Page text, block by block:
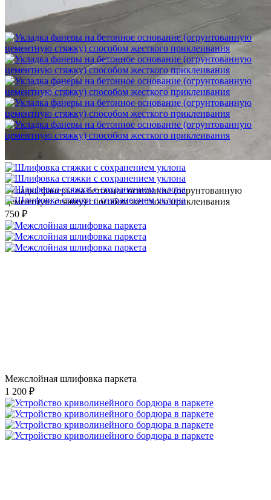
Шлифовка стяжки с сохранением уклона
1 500 ₽
Укладка фанеры на бетонное основание (огрунтованную
цементную стяжку) способом жесткого приклеивания
750 ₽
Межслойная шлифовка паркета
1 200 ₽